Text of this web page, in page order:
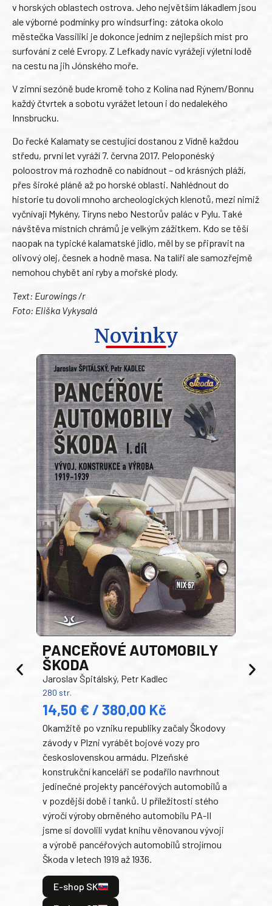
v horských oblastech ostrova. Jeho největším lákadlem jsou
ale výborné podmínky pro windsurfing: zátoka okolo
městečka Vassiliki je dokonce jedním z nejlepších míst pro
surfování z celé Evropy. Z Lefkady navíc vyrážejí výletní lodě
na cestu na jih Jónského moře.
V zimní sezóně bude kromě toho z Kolína nad Rýnem/Bonnu
každý čtvrtek a sobotu vyrážet letoun i do nedalekého
Innsbrucku.
Do řecké Kalamaty se cestující dostanou z Vídně každou
středu, první let vyráží 7. června 2017. Peloponéský
poloostrov má rozhodně co nabídnout – od krásných pláží,
přes široké pláně až po horské oblasti. Nahlédnout do
historie tu dovolí mnoho archeologických klenotů, mezi nimiž
vyčnívají Mykény, Tíryns nebo Nestorův palác v Pylu. Také
návštěva místních chrámů je velkým zážitkem. Kdo se těší
naopak na typické kalamatské jídlo, měl by se připravit na
olivový olej, česnek a hodně masa. Na talíři ale samozřejmě
nemohou chybět ani ryby a mořské plody.
Text: Eurowings /r
Foto: Eliška Vykysalá
Novinky
PANCEŘOVÉ AUTOMOBILY
ŠKODA
Jaroslav Špitálský, Petr Kadlec
280 str.
14,50 € / 380,00 Kč
Okamžitě po vzniku republiky začaly Škodovy
závody v Plzni vyrábět bojové vozy pro
československou armádu. Plzeňské
konstrukční kanceláři se podařilo navrhnout
jedinečné projekty pancéřových automobilů a
v pozdější době i tanků. U příležitosti stého
výročí výroby obrněného automobilu PA-II
jsme si dovolili vydat knihu věnovanou vývoji
a výrobě pancéřových automobilů strojírnou
Škoda v letech 1919 až 1936.
E-shop SK